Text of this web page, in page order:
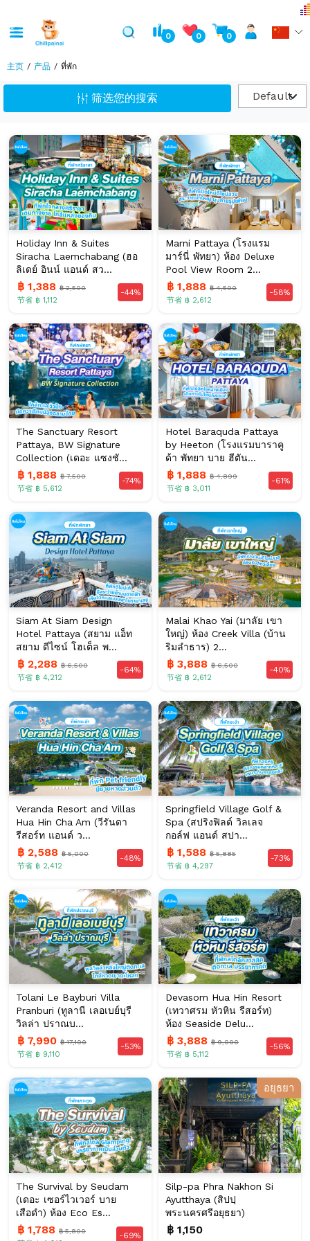
0 0 0
主页 产品 ที่พัก
筛选您的搜索 Default
Holiday Inn & Suites
Siracha Laemchabang (ฮอ
ลิเดย์ อินน์ แอนด์ สว...
฿ 1,388 ฿ 2,500
节省 ฿ 1,112
-44%
Marni Pattaya (โรงแรม
มาร์นี่ พัทยา) ห้อง Deluxe
Pool View Room 2...
฿ 1,888 ฿ 4,500
节省 ฿ 2,612
-58%
The Sanctuary Resort
Pattaya, BW Signature
Collection (เดอะ แซงชั...
฿ 1,888 ฿ 7,500
节省 ฿ 5,612
-74%
Hotel Baraquda Pattaya
by Heeton (โรงแรมบาราคู
ด้า พัทยา บาย ฮีตัน...
฿ 1,888 ฿ 4,899
节省 ฿ 3,011
-61%
Siam At Siam Design
Hotel Pattaya (สยาม แอ็ท
สยาม ดีไซน์ โฮเต็ล พ...
฿ 2,288 ฿ 6,500
节省 ฿ 4,212
-64%
Malai Khao Yai (มาลัย เขา
ใหญ่) ห้อง Creek Villa (บ้าน
ริมลำธาร) 2...
฿ 3,888 ฿ 6,500
节省 ฿ 2,612
-40%
Veranda Resort and Villas
Hua Hin Cha Am (วีรันดา
รีสอร์ท แอนด์ ว...
฿ 2,588 ฿ 5,000
节省 ฿ 2,412
-48%
Springfield Village Golf &
Spa (สปริงฟิลด์ วิลเลจ
กอล์ฟ แอนด์ สปา...
฿ 1,588 ฿ 5,885
节省 ฿ 4,297
-73%
Tolani Le Bayburi Villa
Pranburi (ทูลานี เลอเบย์บุรี
วิลล่า ปราณบ...
฿ 7,990 ฿ 17,100
节省 ฿ 9,110
-53%
Devasom Hua Hin Resort
(เทวาศรม หัวหิน รีสอร์ท)
ห้อง Seaside Delu...
฿ 3,888 ฿ 9,000
节省 ฿ 5,112
-56%
The Survival by Seudam
(เดอะ เซอร์ไวเวอร์ บาย
เสือดำ) ห้อง Eco Es...
฿ 1,788 ฿ 5,800 -69%
อยุธยา
Silp-pa Phra Nakhon Si
Ayutthaya (สิปปฺ
พระนครศรีอยุธยา)
฿ 1,150